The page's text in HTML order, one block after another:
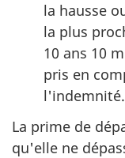
la hausse
la plus
10 ans 10
pris en
l'indemnité.
La prime de
qu'elle ne